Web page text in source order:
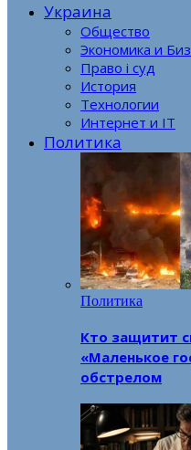
Украина
Общество
Экономика и
Право і суд
История
Технологии
Интернет и IT
Политика
Политика
Кто защитит
«Маленькое
обстрелом